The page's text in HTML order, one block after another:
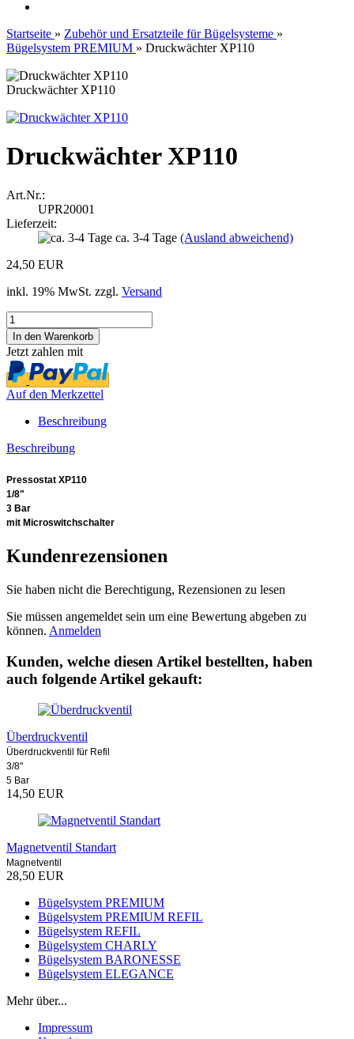
Startseite » Zubehör und Ersatzteile für Bügelsysteme »
Bügelsystem PREMIUM » Druckwächter XP110
Druckwächter XP110
Druckwächter XP110
Art.Nr.:
UPR20001
Lieferzeit:
ca. 3-4 Tage (Ausland abweichend)
24,50 EUR
inkl. 19% MwSt. zzgl. Versand
Jetzt zahlen mit
Auf den Merkzettel
Beschreibung
Beschreibung
Pressostat XP110
1/8"
3 Bar
mit Microswitchschalter
Kundenrezensionen
Sie haben nicht die Berechtigung, Rezensionen zu lesen
Sie müssen angemeldet sein um eine Bewertung abgeben zu
können. Anmelden
Kunden, welche diesen Artikel bestellten, haben
auch folgende Artikel gekauft:
Überdruckventil
Überdruckventil für Refil
3/8"
5 Bar
14,50 EUR
Magnetventil Standart
Magnetventil
28,50 EUR
Bügelsystem PREMIUM
Bügelsystem PREMIUM REFIL
Bügelsystem REFIL
Bügelsystem CHARLY
Bügelsystem BARONESSE
Bügelsystem ELEGANCE
Mehr über...
Impressum